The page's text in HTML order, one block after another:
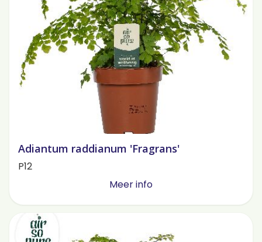
Adiantum raddianum 'Fragrans'
P12
Meer info